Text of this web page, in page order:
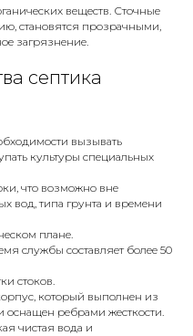
веществ. Сточные
становятся прозрачными,
загрязнение.
септика
вызывать
культуры специальных
что возможно вне
вод, типа грунта и времени
плане.
службы составляет более 50
стоков.
который выполнен из
оснащен ребрами жесткости.
чистая вода и
для
ТОПАС-С»,
собой
бытовых